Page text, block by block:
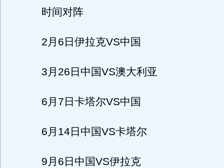
时间对阵
2月6日伊拉克VS中国
3月26日中国VS澳大利亚
6月7日卡塔尔VS中国
6月14日中国VS卡塔尔
9月6日中国VS伊拉克